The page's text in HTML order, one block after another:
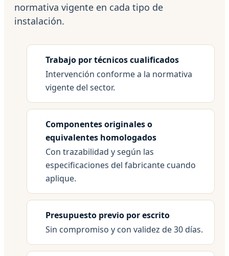
normativa vigente en cada tipo de
instalación.
Trabajo por técnicos cualificados
Intervención conforme a la normativa
vigente del sector.
Componentes originales o
equivalentes homologados
Con trazabilidad y según las
especificaciones del fabricante cuando
aplique.
Presupuesto previo por escrito
Sin compromiso y con validez de 30 días.